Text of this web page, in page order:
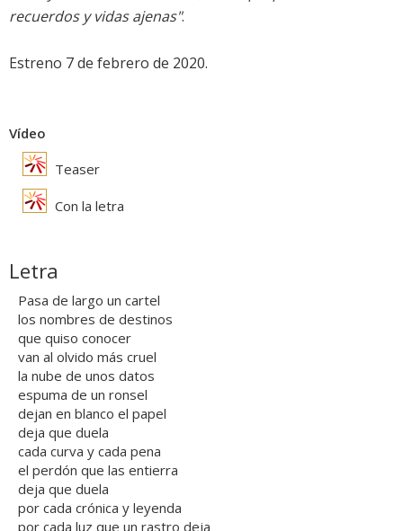
recuerdos y vidas ajenas".
Estreno 7 de febrero de 2020.
Vídeo
Teaser
Con la letra
Letra
Pasa de largo un cartel
los nombres de destinos
que quiso conocer
van al olvido más cruel
la nube de unos datos
espuma de un ronsel
dejan en blanco el papel
deja que duela
cada curva y cada pena
el perdón que las entierra
deja que duela
por cada crónica y leyenda
por cada luz que un rastro deja